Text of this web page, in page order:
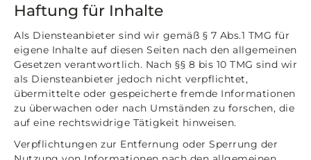
Haftung für Inhalte
Als Diensteanbieter sind wir gemäß § 7 Abs.1 TMG für
eigene Inhalte auf diesen Seiten nach den allgemeinen
Gesetzen verantwortlich. Nach §§ 8 bis 10 TMG sind wir
als Diensteanbieter jedoch nicht verpflichtet,
übermittelte oder gespeicherte fremde Informationen
zu überwachen oder nach Umständen zu forschen, die
auf eine rechtswidrige Tätigkeit hinweisen.
Verpflichtungen zur Entfernung oder Sperrung der